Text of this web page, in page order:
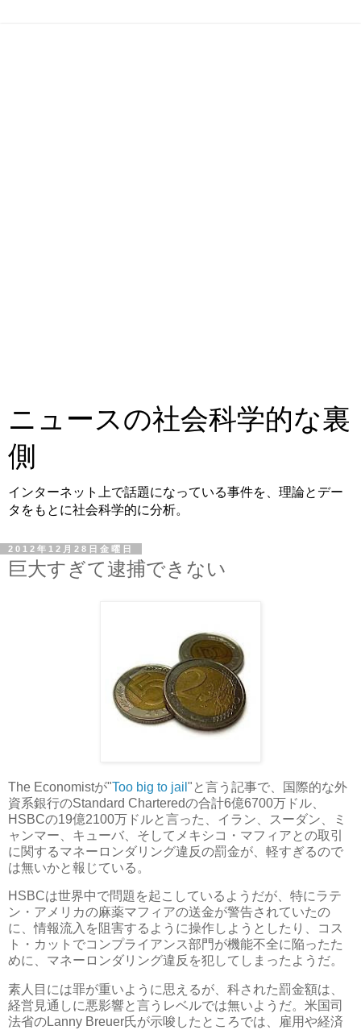
ニュースの社会科学的な裏
側
インターネット上で話題になっている事件を、理論とデー
タをもとに社会科学的に分析。
2012年12月28日金曜日
巨大すぎて逮捕できない
The Economistが"Too big to jail "と言う記事で、国際的な外
資系銀行のStandard Charteredの合計6億6700万ドル、
HSBCの19億2100万ドルと言った、イラン、スーダン、ミ
ャンマー、キューバ、そしてメキシコ・マフィアとの取引
に関するマネーロンダリング違反の罰金が、軽すぎるので
は無いかと報じている。
HSBCは世界中で問題を起こしているようだが、特にラテ
ン・アメリカの麻薬マフィアの送金が警告されていたの
に、情報流入を阻害するように操作しようとしたり、コス
ト・カットでコンプライアンス部門が機能不全に陥ったた
めに、マネーロンダリング違反を犯してしまったようだ。
素人目には罪が重いように思えるが、科された罰金額は、
経営見通しに悪影響と言うレベルでは無いようだ。米国司
法省のLanny Breuer氏が示唆したところでは、雇用や経済